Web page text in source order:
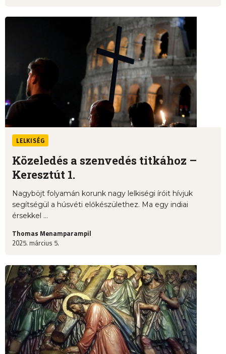
LELKISÉG
Közeledés a szenvedés titkához –
Keresztút 1.
Nagyböjt folyamán korunk nagy lelkiségi íróit hívjuk
segítségül a húsvéti előkészülethez. Ma egy indiai
érsekkel ...
Thomas Menamparampil
2025. március 5.